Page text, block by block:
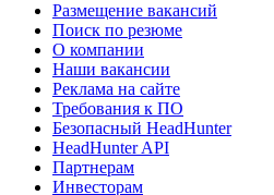
Размещение вакансий
Поиск по резюме
О компании
Наши вакансии
Реклама на сайте
Требования к ПО
Безопасный HeadHunter
HeadHunter API
Партнерам
Инвесторам